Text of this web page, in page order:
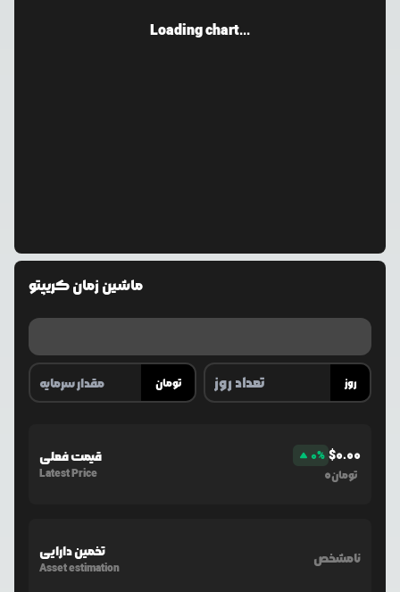
Loading chart...
ماشین زمان کریپتو
تومان روز
قیمت فعلی
Latest Price
0% $0.00
0تومان
تخمین دارایی
Asset estimation
نامشخص